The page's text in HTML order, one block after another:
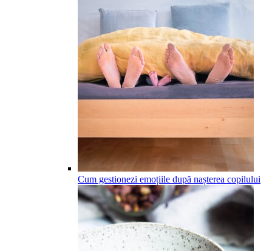
Cum gestionezi emoțiile după nașterea copilului